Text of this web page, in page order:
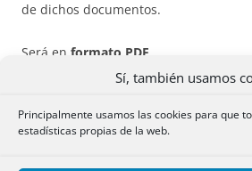
Sí, también usamos
Principalmente usamos las cookies para que
estadísticas propias de la web.
de dichos documentos.
Será en formato PDF
lared telemáticade los notarios
otra aplicacióno entidad del CGN